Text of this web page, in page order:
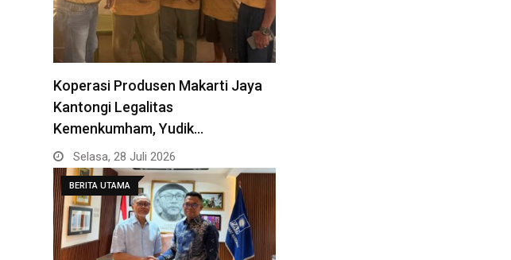
Koperasi Produsen Makarti Jaya
Kantongi Legalitas
Kemenkumham, Yudik…
Selasa, 28 Juli 2026
BERITA UTAMA